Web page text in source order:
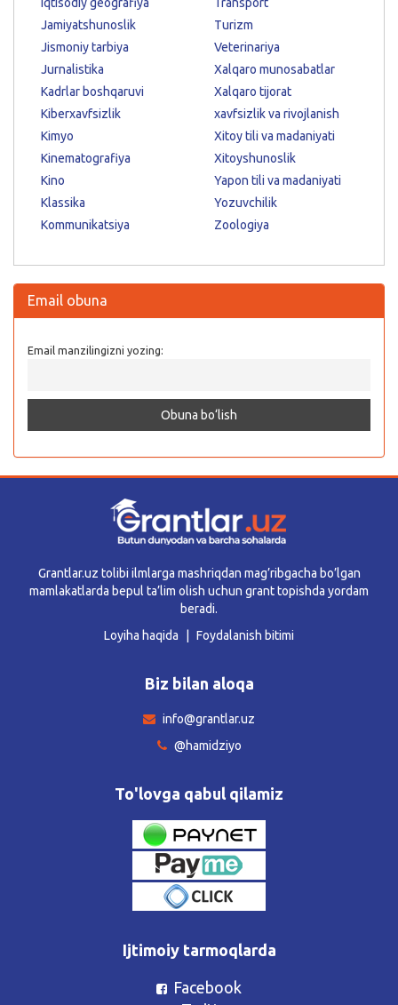
Jamiyatshunoslik
Jismoniy tarbiya
Jurnalistika
Kadrlar boshqaruvi
Kiberxavfsizlik
Kimyo
Kinematografiya
Kino
Klassika
Kommunikatsiya
Turizm
Veterinariya
Xalqaro munosabatlar
Xalqaro tijorat
xavfsizlik va rivojlanish
Xitoy tili va madaniyati
Xitoyshunoslik
Yapon tili va madaniyati
Yozuvchilik
Zoologiya
Email obuna
Email manzilingizni yozing:
Grantlar.uz tolibi ilmlarga mashriqdan mag’ribgacha bo’lgan
mamlakatlarda bepul ta’lim olish uchun grant topishda yordam
beradi.
Loyiha haqida
Foydalanish bitimi
Biz bilan aloqa
info@grantlar.uz
@hamidziyo
To'lovga qabul qilamiz
Ijtimoiy tarmoqlarda
Facebook